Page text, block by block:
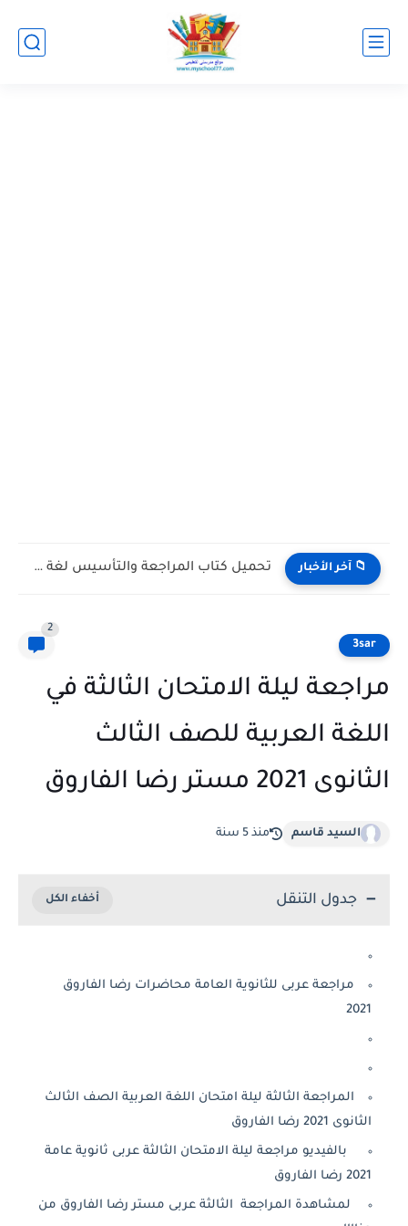
📁 آخر الأخبار كراسة الإملاء Dictation Booklet كتاب Gem للصف الأول الثانوي...
3sar
2
مراجعة ليلة الامتحان الثالثة في
اللغة العربية للصف الثالث
الثانوى 2021 مستر رضا الفاروق
السيد قاسم منذ 5 سنة
جدول التنقل
مراجعة عربى للثانوية العامة محاضرات رضا الفاروق
2021
المراجعة الثالثة ليلة امتحان اللغة العربية الصف الثالث
الثانوى 2021 رضا الفاروق
بالفيديو مراجعة ليلة الامتحان الثالثة عربى ثانوية عامة
2021 رضا الفاروق
لمشاهدة المراجعة الثالثة عربى مستر رضا الفاروق من